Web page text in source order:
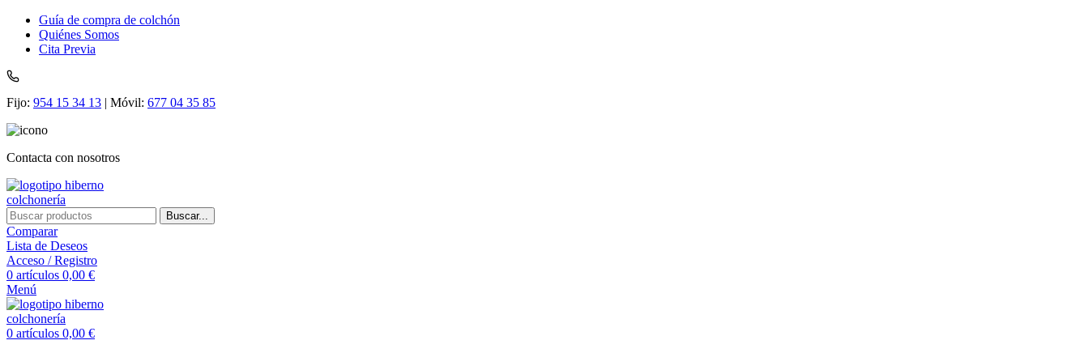
Guía de compra de colchón
Quiénes Somos
Cita Previa
Fijo: 954 15 34 13 | Móvil: 677 04 35 85
Contacta con nosotros
Buscar...
Comparar
Lista de Deseos
Acceso / Registro
0 artículos 0,00 €
Menú
0 artículos 0,00 €